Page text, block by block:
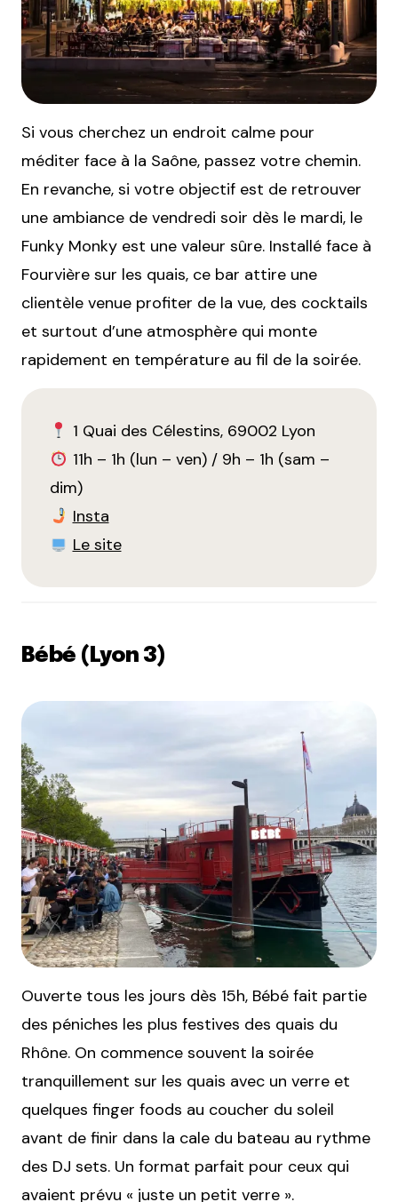
Si vous cherchez un endroit calme pour
méditer face à la Saône, passez votre chemin.
En revanche, si votre objectif est de retrouver
une ambiance de vendredi soir dès le mardi, le
Funky Monky est une valeur sûre. Installé face à
Fourvière sur les quais, ce bar attire une
clientèle venue profiter de la vue, des cocktails
et surtout d’une atmosphère qui monte
rapidement en température au fil de la soirée.
1 Quai des Célestins, 69002 Lyon
11h – 1h (lun – ven) / 9h – 1h (sam –
dim)
Insta
Le site
Bébé (Lyon 3)
Ouverte tous les jours dès 15h, Bébé fait partie
des péniches les plus festives des quais du
Rhône. On commence souvent la soirée
tranquillement sur les quais avec un verre et
quelques finger foods au coucher du soleil
avant de finir dans la cale du bateau au rythme
des DJ sets. Un format parfait pour ceux qui
avaient prévu « juste un petit verre ».